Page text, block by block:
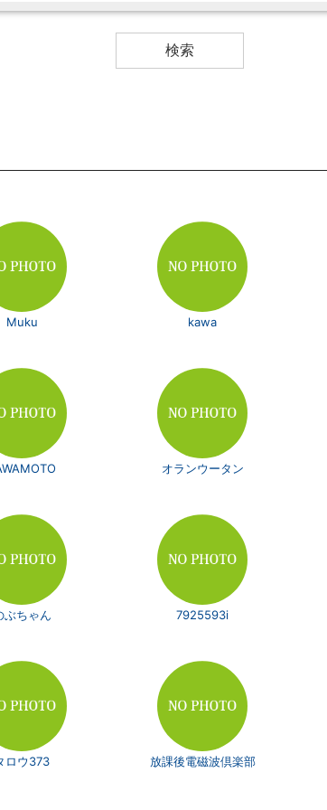
Muku kawa
オランウータン
ぶちゃん 7925593i
ロウ373 放課後電磁波倶楽部